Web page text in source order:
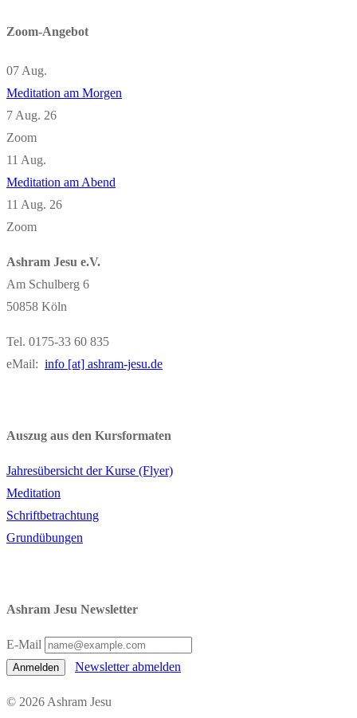
Zoom-Angebot
07 Aug.
Meditation am Morgen
7 Aug. 26
Zoom
11 Aug.
Meditation am Abend
11 Aug. 26
Zoom
Ashram Jesu e.V.
Am Schulberg 6
50858 Köln
Tel. 0175-33 60 835
eMail: info [at] ashram-jesu.de
Auszug aus den Kursformaten
Jahresübersicht der Kurse (Flyer)
Meditation
Schriftbetrachtung
Grundübungen
Ashram Jesu Newsletter
E-Mail
Anmelden Newsletter abmelden
© 2026 Ashram Jesu